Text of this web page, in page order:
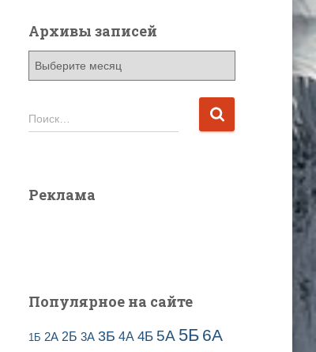
Архивы записей
в
п
Н
а
:
Поиск…
Реклама
Популярное на сайте
1Б 2А 2Б 3А 3Б 4А 4Б 5А 5Б 6А